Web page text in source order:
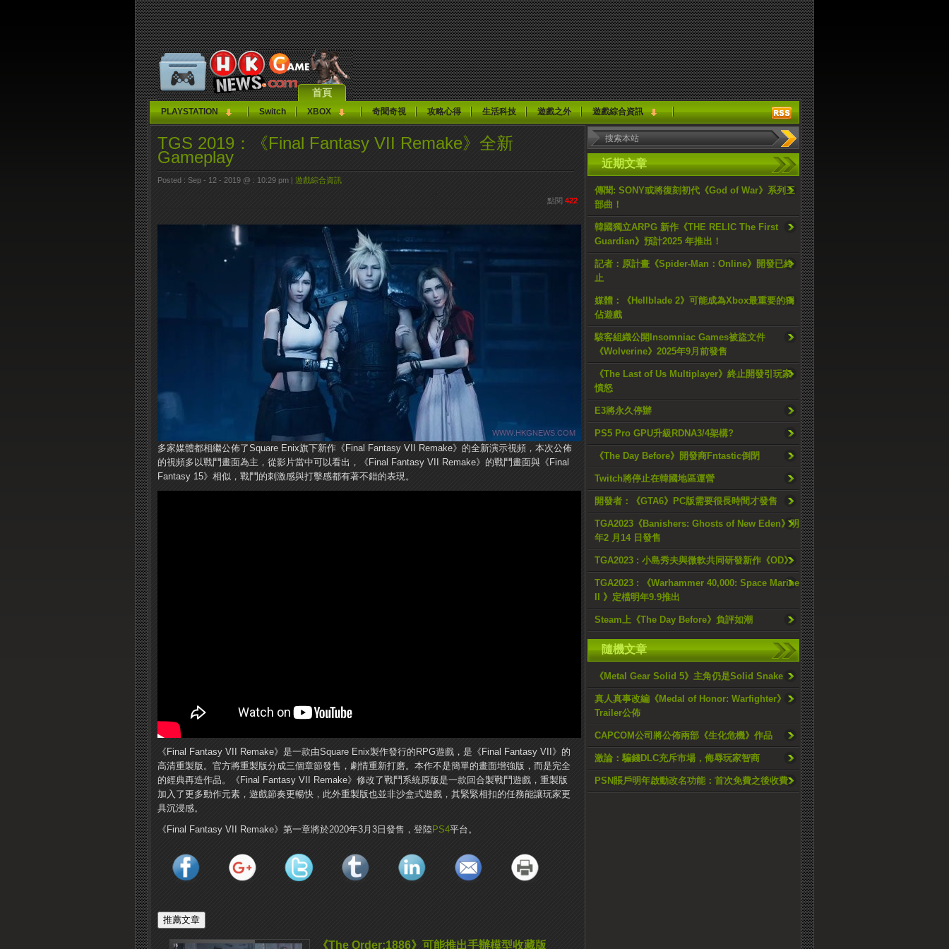
首頁
PLAYSTATION Switch XBOX 奇聞奇視 攻略心得 生活科技 遊戲之外 遊戲綜合資訊
近期文章
傳聞: SONY或將復刻初代《God of War》系列三
部曲！
韓國獨立ARPG 新作《THE RELIC The First
Guardian》預計2025 年推出！
記者：原計畫《Spider-Man：Online》開發已終
止
媒體：《Hellblade 2》可能成為Xbox最重要的獨
佔遊戲
駭客組織公開Insomniac Games被盜文件
《Wolverine》2025年9月前發售
《The Last of Us Multiplayer》終止開發引玩家
憤怒
E3將永久停辦
PS5 Pro GPU升級RDNA3/4架構?
《The Day Before》開發商Fntastic倒閉
Twitch將停止在韓國地區運營
開發者：《GTA6》PC版需要很長時間才發售
TGA2023《Banishers: Ghosts of New Eden》明
年2 月14 日發售
TGA2023 : 小島秀夫與微軟共同研發新作《OD》
TGA2023 : 《Warhammer 40,000: Space Marine
II 》定檔明年9.9推出
Steam上《The Day Before》負評如潮
隨機文章
《Metal Gear Solid 5》主角仍是Solid Snake
真人真事改編《Medal of Honor: Warfighter》
Trailer公佈
CAPCOM公司將公佈兩部《生化危機》作品
激論：騙錢DLC充斥市場，侮辱玩家智商
PSN賬戶明年啟動改名功能：首次免費之後收費
TGS 2019：《Final Fantasy VII Remake》全新
Gameplay
Posted : Sep - 12 - 2019 @ : 10:29 pm | 遊戲綜合資訊
點閱 422
多家媒體都相繼公佈了Square Enix旗下新作《Final Fantasy VII Remake》的全新演示視頻，本次公佈
的視頻多以戰鬥畫面為主，從影片當中可以看出，《Final Fantasy VII Remake》的戰鬥畫面與《Final
Fantasy 15》相似，戰鬥的刺激感與打擊感都有著不錯的表現。
《Final Fantasy VII Remake》是一款由Square Enix製作發行的RPG遊戲，是《Final Fantasy VII》的
高清重製版。官方將重製版分成三個章節發售，劇情重新打磨。本作不是簡單的畫面增強版，而是完全
的經典再造作品。《Final Fantasy VII Remake》修改了戰鬥系統原版是一款回合製戰鬥遊戲，重製版
加入了更多動作元素，遊戲節奏更暢快，此外重製版也並非沙盒式遊戲，其緊緊相扣的任務能讓玩家更
具沉浸感。
《Final Fantasy VII Remake》第一章將於2020年3月3日發售，登陸PS4平台。
《The Order:1886》可能推出手辦模型收藏版